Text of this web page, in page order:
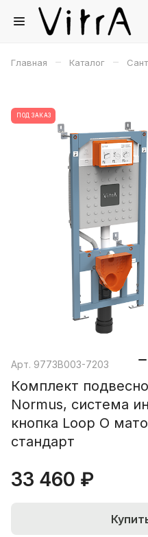
Главная – Каталог –
ПОД ЗАКАЗ
Арт. 9773B003-7203
Комплект
Normus, система
кнопка Loop O
стандарт
33 460 ₽